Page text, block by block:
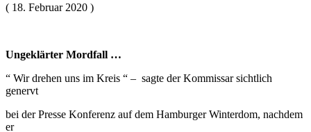
( 18. Februar 2020 )
Ungeklärter Mordfall …
“ Wir drehen uns im Kreis “ – sagte der Kommissar sichtlich
genervt
bei der Presse Konferenz auf dem Hamburger Winterdom, nachdem
er